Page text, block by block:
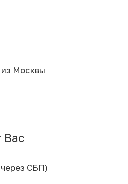
Москвы
Вас
СБП)